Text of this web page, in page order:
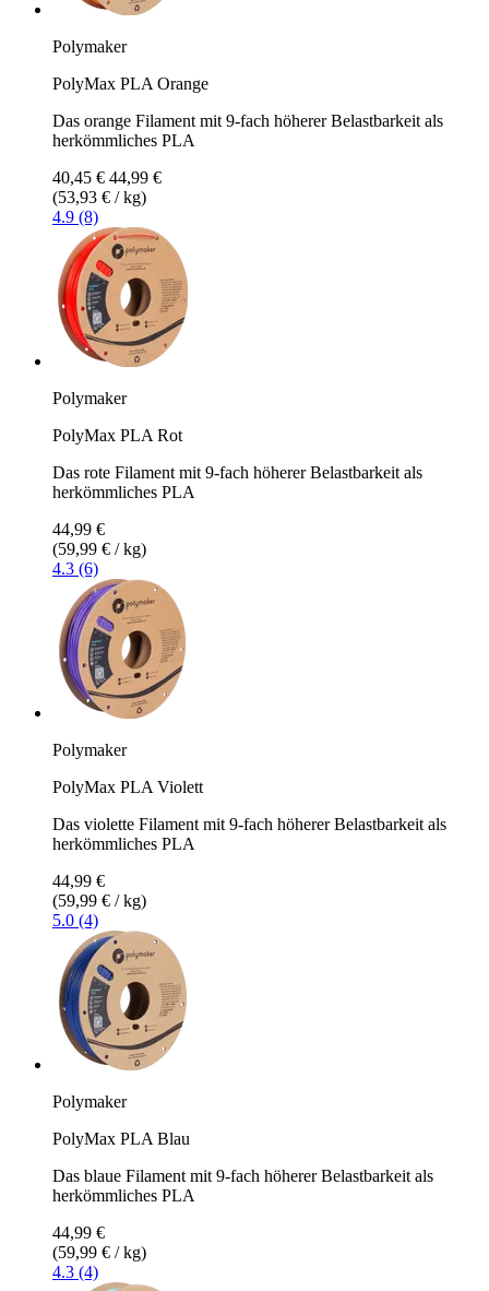
Polymaker
PolyMax PLA Orange
Das orange Filament mit 9-fach höherer Belastbarkeit als
herkömmliches PLA
40,45 € 44,99 €
(53,93 € / kg)
4.9 (8)
Polymaker
PolyMax PLA Rot
Das rote Filament mit 9-fach höherer Belastbarkeit als
herkömmliches PLA
44,99 €
(59,99 € / kg)
4.3 (6)
Polymaker
PolyMax PLA Violett
Das violette Filament mit 9-fach höherer Belastbarkeit als
herkömmliches PLA
44,99 €
(59,99 € / kg)
5.0 (4)
Polymaker
PolyMax PLA Blau
Das blaue Filament mit 9-fach höherer Belastbarkeit als
herkömmliches PLA
44,99 €
(59,99 € / kg)
4.3 (4)